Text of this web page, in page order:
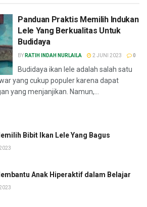
Panduan Praktis Memilih Indukan
Lele Yang Berkualitas Untuk
Budidaya
BY RATIH INDAH NURLAILA 2 JUNI 2023 0
Budidaya ikan lele adalah salah satu
yang cukup populer karena dapat
yang menjanjikan. Namun,...
Bibit Ikan Lele Yang Bagus
Anak Hiperaktif dalam Belajar